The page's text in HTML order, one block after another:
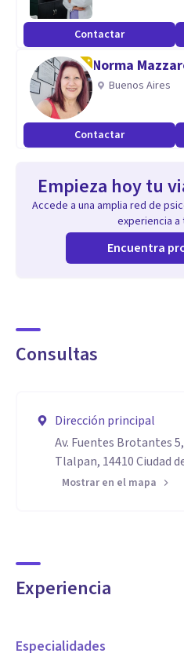
Contactar
Norma
Buenos Aires
Contactar
Empieza hoy tu
Accede a una amplia red de
experiencia a
Encuentra
Consultas
Dirección principal
Av. Fuentes Brotantes
Tlalpan, 14410 Ciudad
Mostrar en el mapa
Experiencia
Especialidades